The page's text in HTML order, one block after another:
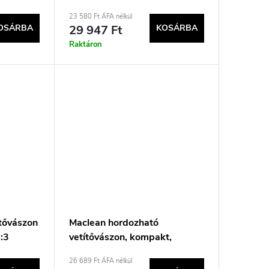
23 580 Ft ÁFA nélkül
29 947 Ft
Raktáron
KOSÁRBA
Maclean hordozható
vetítővászon, kompakt,
961
26 689 Ft ÁFA nélkül